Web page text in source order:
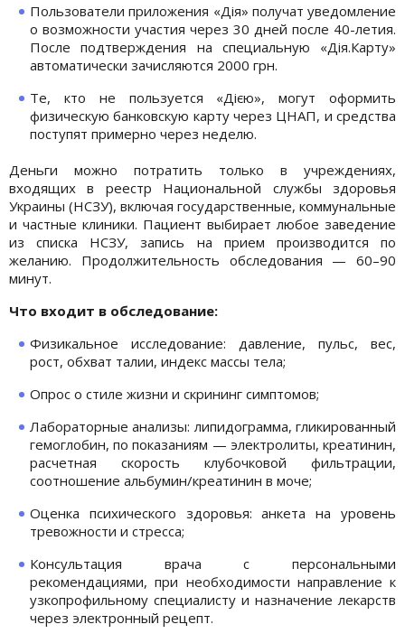
Пользователи приложения «Дія» получат уведомление
о возможности участия через 30 дней после 40-летия.
После подтверждения на специальную «Дія.Карту»
автоматически зачисляются 2000 грн.
Те, кто не пользуется «Дією», могут оформить
физическую банковскую карту через ЦНАП, и средства
поступят примерно через неделю.
Деньги можно потратить только в учреждениях,
входящих в реестр Национальной службы здоровья
Украины (НСЗУ), включая государственные, коммунальные
и частные клиники. Пациент выбирает любое заведение
из списка НСЗУ, запись на прием производится по
желанию. Продолжительность обследования — 60–90
минут.
Что входит в обследование:
Физикальное исследование: давление, пульс, вес,
рост, обхват талии, индекс массы тела;
Опрос о стиле жизни и скрининг симптомов;
Лабораторные анализы: липидограмма, гликированный
гемоглобин, по показаниям — электролиты, креатинин,
расчетная скорость клубочковой фильтрации,
соотношение альбумин/креатинин в моче;
Оценка психического здоровья: анкета на уровень
тревожности и стресса;
Консультация врача с персональными
рекомендациями, при необходимости направление к
узкопрофильному специалисту и назначение лекарств
через электронный рецепт.